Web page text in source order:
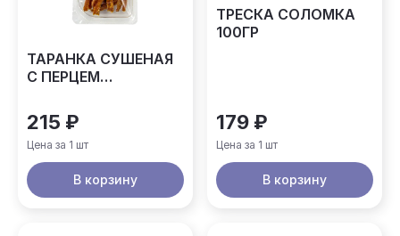
ТАРАНКА СУШЕНАЯ
С ПЕРЦЕМ
90ГР
215 ₽
Цена за 1 шт
В корзину
ТРЕСКА СОЛОМКА
100ГР
179 ₽
Цена за 1 шт
В корзину